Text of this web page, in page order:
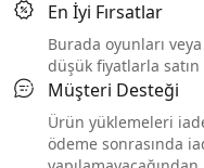
En İyi Fırsatlar
Burada oyunları
düşük fiyatlarla satın
Müşteri Desteği
Ürün yüklemeleri
ödeme sonrasında